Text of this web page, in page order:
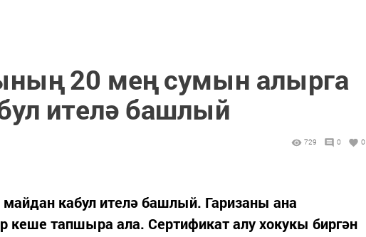
20 мең сумын алырга
ителә башлый
729 0 0
майдан кабул ителә башлый. Гаризаны ана
кеше тапшыра ала. Сертификат алу хокукы биргән